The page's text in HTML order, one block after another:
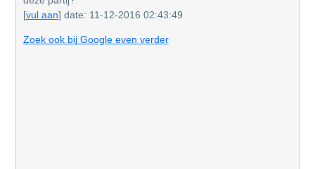
[vul aan] date: 11-12-2016 02:43:49
Zoek ook bij Google even verder